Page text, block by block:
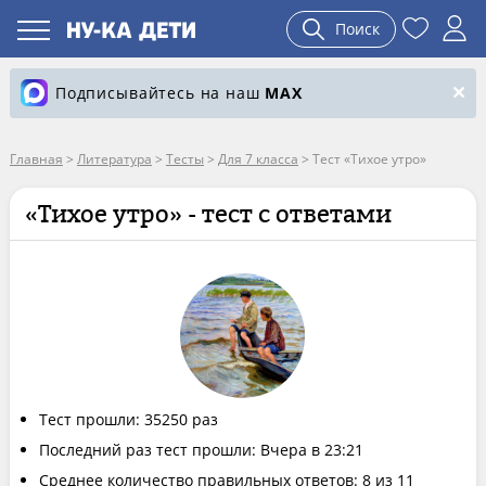
Поиск
Подписывайтесь на наш MAX
Главная > Литература > Тесты > Для 7 класса > Тест «Тихое утро»
«Тихое утро» - тест с ответами
Тест прошли: 35250 раз
Последний раз тест прошли: Вчера в 23:21
Среднее количество правильных ответов: 8 из 11